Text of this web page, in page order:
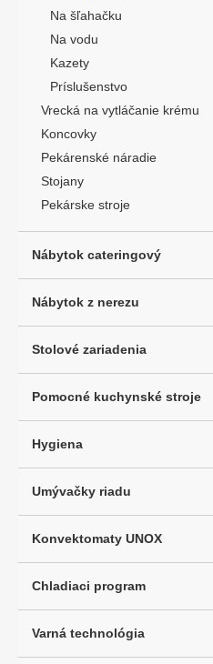
Na šľahačku
Na vodu
Kazety
Príslušenstvo
Vrecká na vytláčanie krému
Koncovky
Pekárenské náradie
Stojany
Pekárske stroje
Nábytok cateringový
Nábytok z nerezu
Stolové zariadenia
Pomocné kuchynské stroje
Hygiena
Umývačky riadu
Konvektomaty UNOX
Chladiaci program
Varná technológia